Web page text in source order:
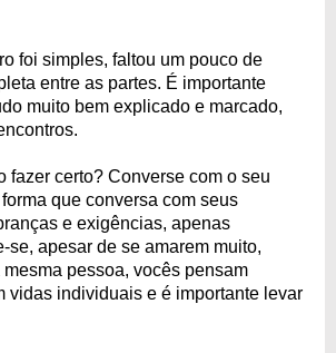
foi simples, faltou um pouco de
entre as partes. É importante
muito bem explicado e marcado,
fazer certo? Converse com o seu
que conversa com seus
e exigências, apenas
se, apesar de se amarem muito,
pessoa, vocês pensam
vidas individuais e é importante levar